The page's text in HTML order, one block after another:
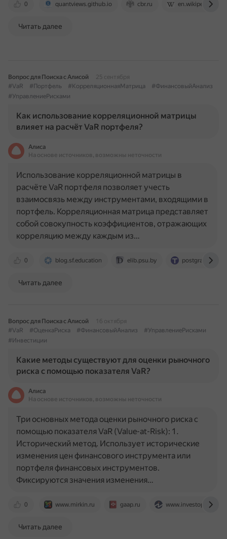
0 quantviews.github.io cbr.ru en.wikipedia.org
Читать далее
Вопрос для Поиска с Алисой
25 сентября
#VaR
#Портфель #КорреляционнаяМатрица
#ФинансовыйАнализ
#УправлениеРисками
Как использование корреляционной матрицы
влияет на расчёт VaR портфеля?
Алиса
На основе источников, возможны неточности
0 blog.sf.education elib.psu.by
Использование корреляционной матрицы в
расчёте VaR портфеля позволяет учесть
взаимосвязь между инструментами, входящими в
портфель. Корреляционная матрица представляет
собой совокупность коэффициентов, отражающих
корреляцию между каждым из…
Читать далее
Вопрос для Поиска с Алисой
16 октября
#VaR
#ОценкаРиска #ФинансовыйАнализ
#УправлениеРисками
#Инвестиции
Какие методы существуют для оценки рыночного
риска с помощью показателя VaR?
Алиса
На основе источников, возможны неточности
0 www.mirkin.ru gaap.ru
Три основных метода оценки рыночного риска с
помощью показателя VaR (Value-at-Risk): 1.
Исторический метод. Использует исторические
изменения цен финансового инструмента или
портфеля финансовых инструментов.
Фиксируются значения изменения…
Читать далее